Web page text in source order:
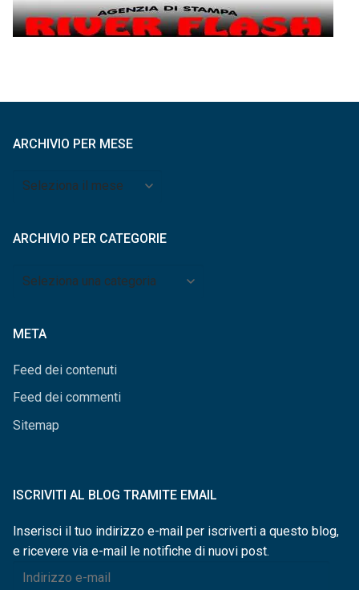
ARCHIVIO PER MESE
Archivio
ARCHIVIO PER CATEGORIE
Archivio
META
Feed dei contenuti
Feed dei commenti
Sitemap
ISCRIVITI AL BLOG TRAMITE EMAIL
Inserisci il tuo indirizzo e-mail per iscriverti a questo blog,
e ricevere via e-mail le notifiche di nuovi post.
Indirizzo